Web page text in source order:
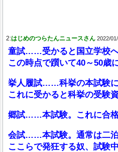
2:はじめのつらたんニュースさん 2022/
童試……受かると国立学校
この時点で躓いて40～50歳
挙人履試……科挙の本試験
これに受かると科挙の受験
郷試……本試験。これに合格
会試……本試験。通常は二
ここらで発狂する奴、試験